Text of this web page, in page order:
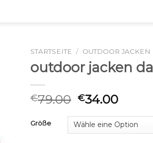
STARTSEITE / OUTDOOR
outdoor jacken
€79.00 €34.00
Größe